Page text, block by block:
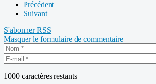
Précédent
Suivant
S'abonnerRSS
Masquer le formulaire de commentaire
1000 caractères restants